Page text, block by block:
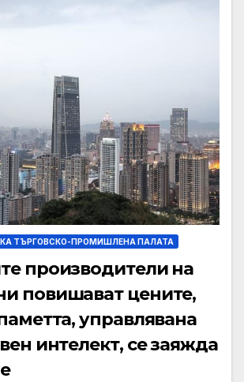
ТЪРГОВСКО-ПРОМИШЛЕНА ПАЛАТА
производители на
повишават цените,
управлявана
интелект, се заяжда